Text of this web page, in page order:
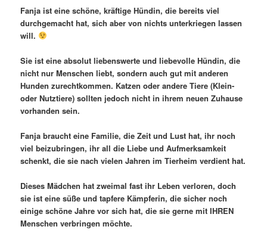
Fanja ist eine schöne, kräftige Hündin, die bereits viel
durchgemacht hat, sich aber von nichts unterkriegen lassen
will.
Sie ist eine absolut liebenswerte und liebevolle Hündin, die
nicht nur Menschen liebt, sondern auch gut mit anderen
Hunden zurechtkommen. Katzen oder andere Tiere (Klein-
oder Nutztiere) sollten jedoch nicht in ihrem neuen Zuhause
vorhanden sein.
Fanja braucht eine Familie, die Zeit und Lust hat, ihr noch
viel beizubringen, ihr all die Liebe und Aufmerksamkeit
schenkt, die sie nach vielen Jahren im Tierheim verdient hat.
Dieses Mädchen hat zweimal fast ihr Leben verloren, doch
sie ist eine süße und tapfere Kämpferin, die sicher noch
einige schöne Jahre vor sich hat, die sie gerne mit IHREN
Menschen verbringen möchte.